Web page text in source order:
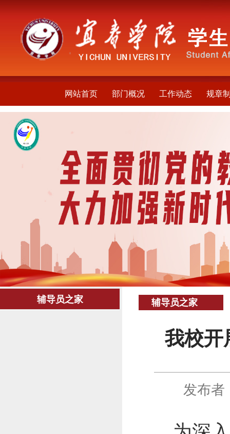
网站首页 部门概况 工作动态 规章
辅导员之家 辅导员之家
我校开
发布者